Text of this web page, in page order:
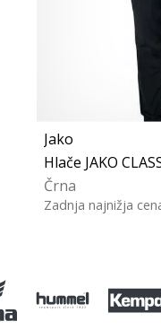
Jako
Črna
Zadnja najnižja